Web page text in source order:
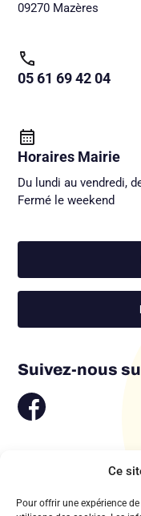
Ce
Pour offrir une expérience
09270 Mazères
05 61 69 42 04
Horaires Mairie
Du lundi au vendredi,
Fermé le weekend
Suivez-nous